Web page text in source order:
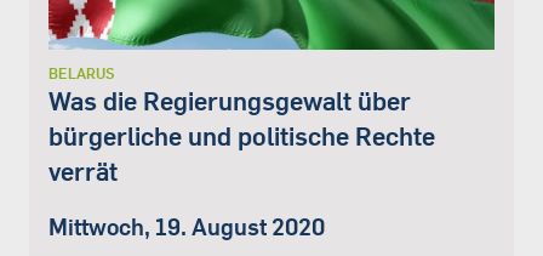
BELARUS
Was die Regierungsgewalt über
bürgerliche und politische Rechte
verrät
Mittwoch, 19. August 2020